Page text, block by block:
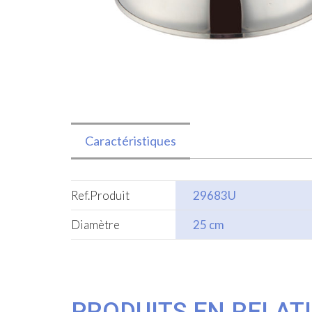
Caractéristiques
Ref.Produit
29683U
Diamètre
25 cm